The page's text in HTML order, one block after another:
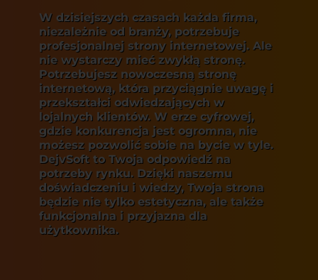
W dzisiejszych czasach każda firma,
niezależnie od branży, potrzebuje
profesjonalnej strony internetowej. Ale
nie wystarczy mieć zwykłą stronę.
Potrzebujesz nowoczesną stronę
internetową, która przyciągnie uwagę i
przekształci odwiedzających w
lojalnych klientów. W erze cyfrowej,
gdzie konkurencja jest ogromna, nie
możesz pozwolić sobie na bycie w tyle.
DejvSoft to Twoja odpowiedź na
potrzeby rynku. Dzięki naszemu
doświadczeniu i wiedzy, Twoja strona
będzie nie tylko estetyczna, ale także
funkcjonalna i przyjazna dla
użytkownika.